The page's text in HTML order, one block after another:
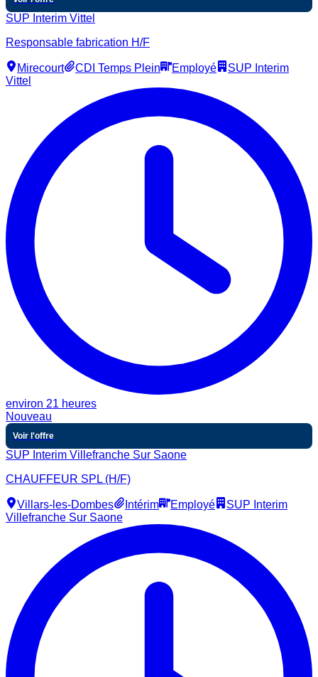
SUP Interim Vittel
Responsable fabrication H/F
Mirecourt CDI Temps Plein Employé
SUP Interim
Vittel
environ 21 heures
Nouveau
Voir l'offre
SUP Interim Villefranche Sur Saone
CHAUFFEUR SPL (H/F)
Villars-les-Dombes Intérim Employé
SUP Interim
Villefranche Sur Saone